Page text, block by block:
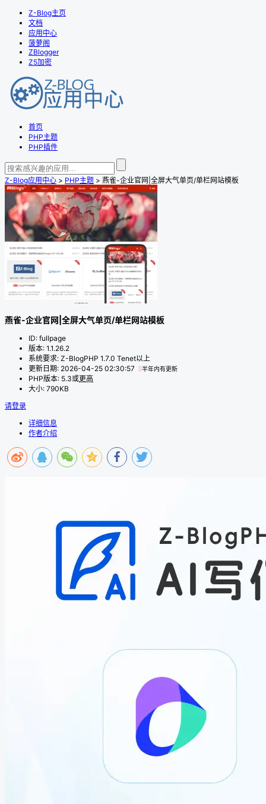
Z-Blog主页
文档
应用中心
菠萝阁
ZBlogger
Z5加密
首页
PHP主题
PHP插件
Z-Blog应用中心 > PHP主题 > 燕雀-企业官网|全屏大气单页/单栏网站模板
燕雀-企业官网|全屏大气单页/单栏网站模板
ID: fullpage
版本: 1.1.26.2
系统要求: Z-BlogPHP 1.7.0 Tenet以上
更新日期: 2026-04-25 02:30:57 半年内有更新
PHP版本: 5.3或更高
大小: 790KB
请登录
详细信息
作者介绍